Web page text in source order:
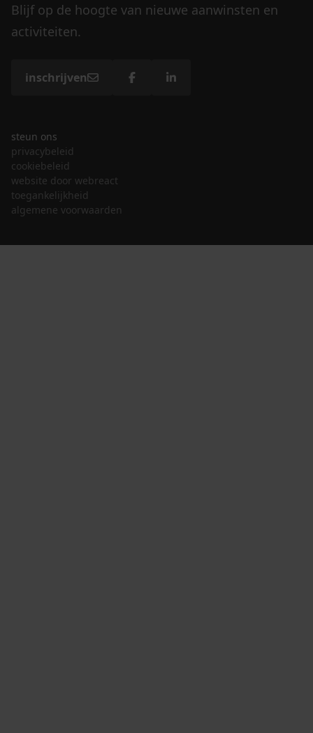
Blijf op de hoogte van nieuwe aanwinsten en
activiteiten.
inschrijven
steun ons
privacybeleid
cookiebeleid
website door webreact
toegankelijkheid
algemene voorwaarden